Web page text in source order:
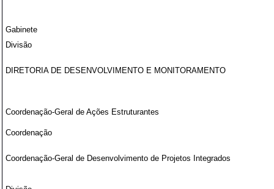
Gabinete
Divisão
DIRETORIA DE DESENVOLVIMENTO E MONITORAMENTO
Coordenação-Geral de Ações Estruturantes
Coordenação
Coordenação-Geral de Desenvolvimento de Projetos Integrados